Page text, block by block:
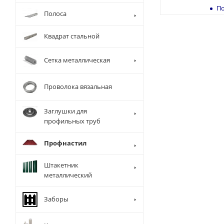
Полоса
Квадрат стальной
Сетка металлическая
Проволока вязальная
Заглушки для
профильных труб
Профнастил
Штакетник
металлический
Заборы